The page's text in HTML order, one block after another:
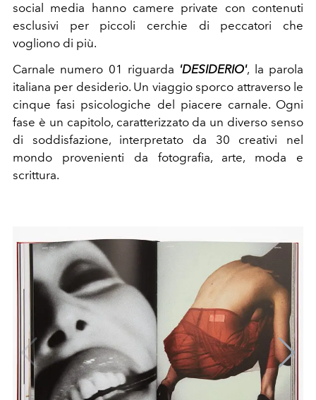
social media hanno camere private con contenuti
esclusivi per piccoli cerchie di peccatori che
vogliono di più.
Carnale numero 01 riguarda 'DESIDERIO', la parola
italiana per desiderio. Un viaggio sporco attraverso le
cinque fasi psicologiche del piacere carnale. Ogni
fase è un capitolo, caratterizzato da un diverso senso
di soddisfazione, interpretato da 30 creativi nel
mondo provenienti da fotografia, arte, moda e
scrittura.